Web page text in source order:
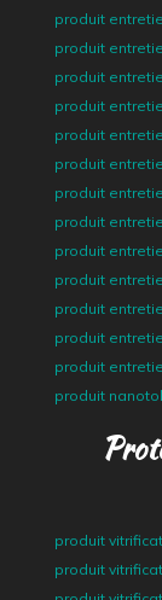
produit
produit
produit
produit
produit
produit
produit
produit
produit
produit
produit
produit
produit
produit nanotol
produit
produit